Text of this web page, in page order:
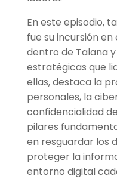
En este episodio,
fue su incursión
dentro de Talana
estratégicas que
ellas, destaca la
personales, la
confidencialidad
pilares
en resguardar los
proteger la
entorno digital